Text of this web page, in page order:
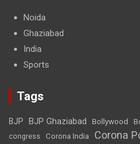
Noida
Ghaziabad
India
Sports
Tags
BJP BJP Ghaziabad Bollywood
congress Corona India Corona